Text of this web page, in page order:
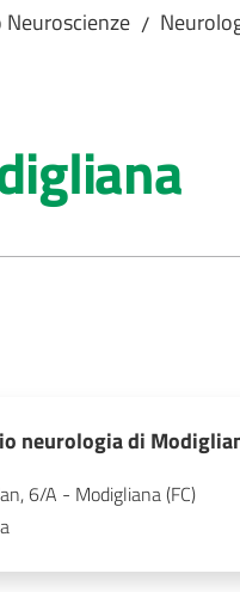
/
neurologia di
6/A - Modigliana (FC)